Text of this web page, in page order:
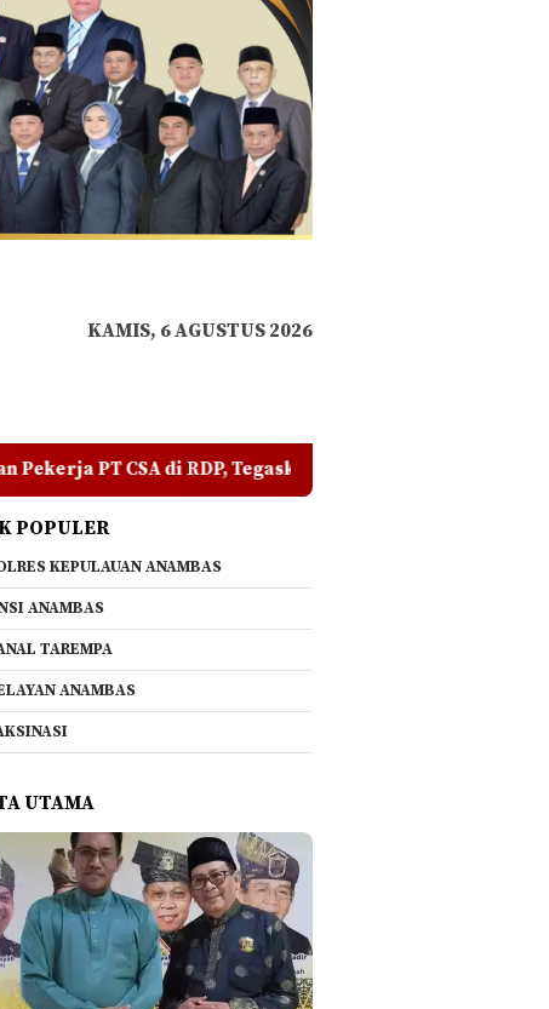
KAMIS, 6 AGUSTUS 2026
Jangan Ada yang Mengadu Domba Masyarakat
POPULER
KEPULAUAN ANAMBAS
ANAMBAS
TAREMPA
ANAMBAS
UTAMA